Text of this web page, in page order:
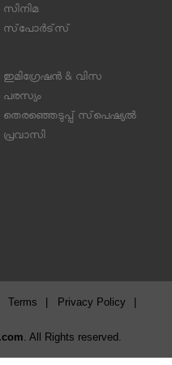
സിനിമ
സ്‌പോര്‍ട്‌സ്
ഇമിഗ്രേഷന്‍ & വിസ
പരസ്യം
തെരഞ്ഞെടുപ്പ് സ്‌പെഷ്യല്‍
പ്രവാസി
Terms Privacy Policy
. All Rights reserved.